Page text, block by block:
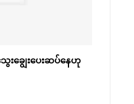
ချွေးပေးဆပ်နေဟု